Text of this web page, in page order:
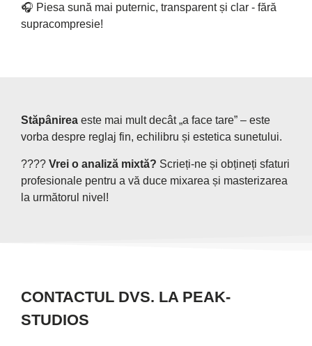
🎧 Piesa sună mai puternic, transparent și clar - fără
supracompresie!
Stăpânirea este mai mult decât „a face tare” – este
vorba despre reglaj fin, echilibru și estetica sunetului.
???? Vrei o analiză mixtă? Scrieți-ne și obțineți sfaturi
profesionale pentru a vă duce mixarea și masterizarea
la următorul nivel!
CONTACTUL DVS. LA PEAK-
STUDIOS